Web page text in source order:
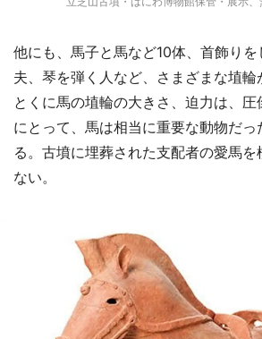
他にも、馬子と馬など10体、首飾り
夫、琴を弾く人など、さまざまな埴輪
とくに馬の埴輪の大きさ、迫力は、圧
にとって、馬は相当に重要な動物だっ
る。古墳に埋葬された支配者の愛馬
ない。